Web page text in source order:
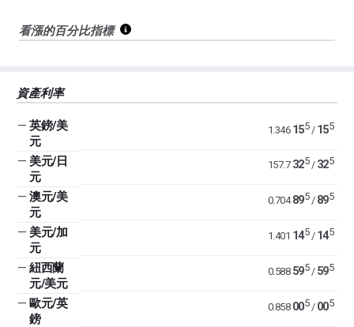
看漲的百分比指標
資產利率
— 英鎊/美
元
1.346 155/ 155
— 美元/日
元
157.7 325/ 325
— 澳元/美
元
0.704 895/ 895
— 美元/加
元
1.401 145/ 145
— 紐西蘭
元/美元
0.588 595/ 595
— 歐元/英
鎊
0.858 005/ 005